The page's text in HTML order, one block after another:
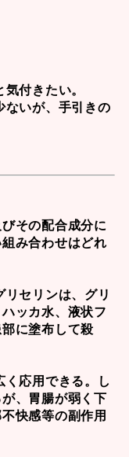
付きたい。
ないが、手引きの
その配合成分に
み合わせはどれ
セリンは、グリ
ッカ水、液状フ
に塗布して殺
く応用できる。し
、胃腸が弱く下
快感等の副作用